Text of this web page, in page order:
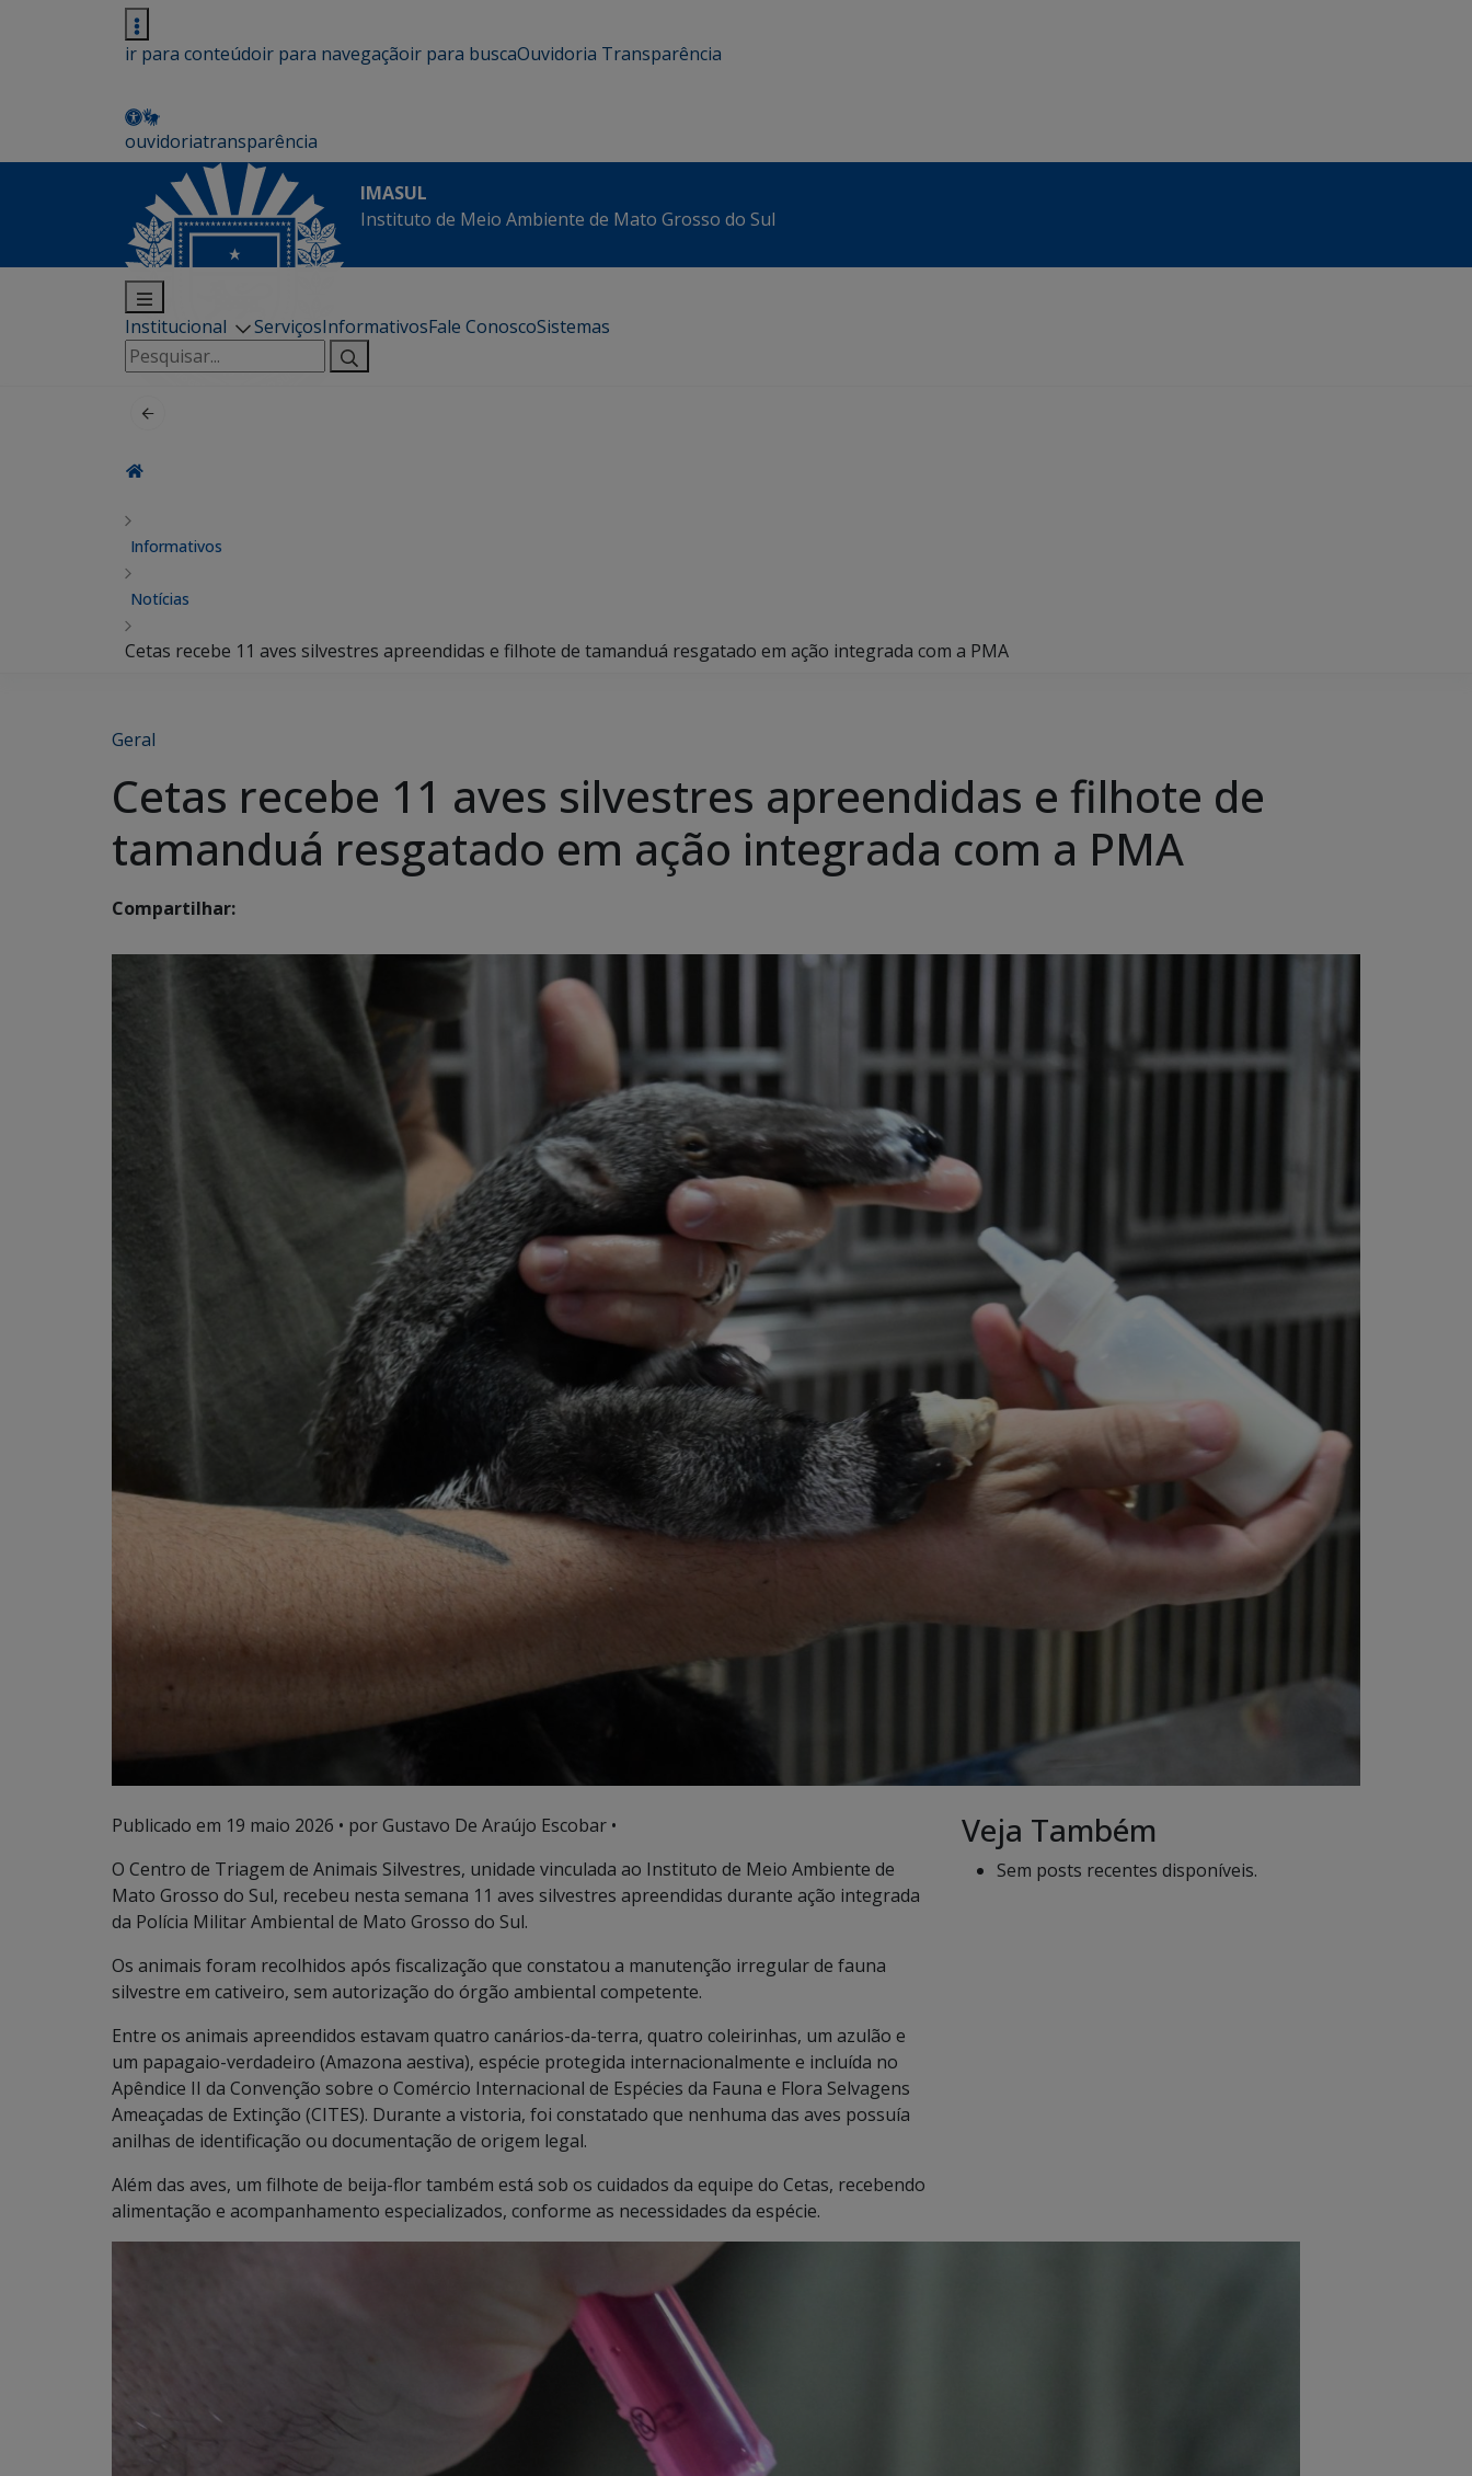
ir para conteúdoir para navegaçãoir para buscaOuvidoria Transparência
ouvidoriatransparência
IMASUL
Instituto de Meio Ambiente de Mato Grosso do Sul
Institucional ServiçosInformativosFale ConoscoSistemas
Pesquisar
por:
Informativos
Notícias
Cetas recebe 11 aves silvestres apreendidas e filhote de tamanduá resgatado em ação integrada com a PMA
Geral
Cetas recebe 11 aves silvestres apreendidas e filhote de
tamanduá resgatado em ação integrada com a PMA
Compartilhar:
Publicado em 19 maio 2026 • por Gustavo De Araújo Escobar •
O Centro de Triagem de Animais Silvestres, unidade vinculada ao Instituto de Meio Ambiente de
Mato Grosso do Sul, recebeu nesta semana 11 aves silvestres apreendidas durante ação integrada
da Polícia Militar Ambiental de Mato Grosso do Sul.
Os animais foram recolhidos após fiscalização que constatou a manutenção irregular de fauna
silvestre em cativeiro, sem autorização do órgão ambiental competente.
Entre os animais apreendidos estavam quatro canários-da-terra, quatro coleirinhas, um azulão e
um papagaio-verdadeiro (Amazona aestiva), espécie protegida internacionalmente e incluída no
Apêndice II da Convenção sobre o Comércio Internacional de Espécies da Fauna e Flora Selvagens
Ameaçadas de Extinção (CITES). Durante a vistoria, foi constatado que nenhuma das aves possuía
anilhas de identificação ou documentação de origem legal.
Além das aves, um filhote de beija-flor também está sob os cuidados da equipe do Cetas, recebendo
alimentação e acompanhamento especializados, conforme as necessidades da espécie.
Veja Também
Sem posts recentes disponíveis.